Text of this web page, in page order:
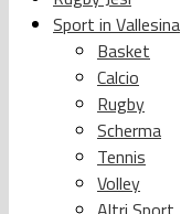
Sport in Vallesina
Basket
Calcio
Rugby
Scherma
Tennis
Volley